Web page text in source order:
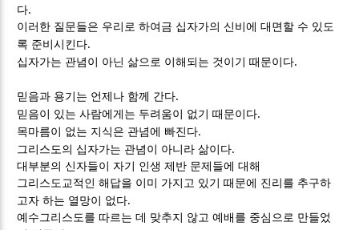
다.
이러한 질문들은 우리로 하여금 십자가의 신비에 대면할 수 있도
록 준비시킨다.
십자가는 관념이 아닌 삶으로 이해되는 것이기 때문이다.
믿음과 용기는 언제나 함께 간다.
믿음이 있는 사람에게는 두려움이 없기 때문이다.
목마름이 없는 지식은 관념에 빠진다.
그리스도의 십자가는 관념이 아니라 삶이다.
대부분의 신자들이 자기 인생 제반 문제들에 대해
그리스도교적인 해답을 이미 가지고 있기 때문에 진리를 추구하
고자 하는 열망이 없다.
예수그리스도를 따르는 데 맞추지 않고 예배를 중심으로 만들었